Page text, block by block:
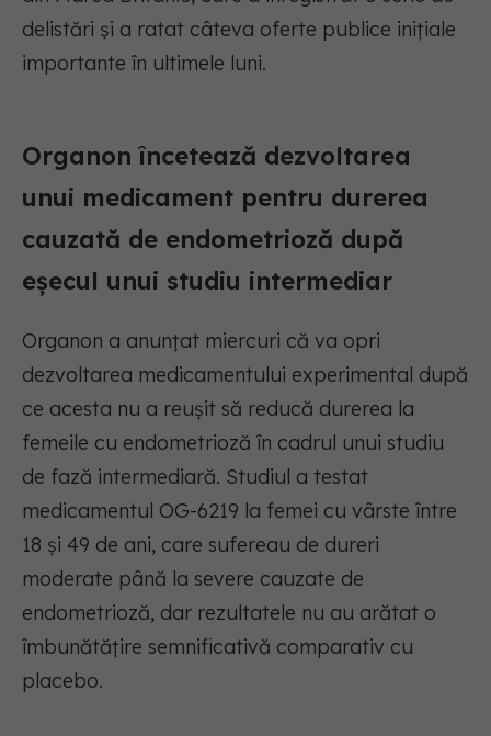
delistări și a ratat câteva oferte publice inițiale
importante în ultimele luni.
Organon încetează dezvoltarea
unui medicament pentru durerea
cauzată de endometrioză după
eșecul unui studiu intermediar
Organon a anunțat miercuri că va opri
dezvoltarea medicamentului experimental după
ce acesta nu a reușit să reducă durerea la
femeile cu endometrioză în cadrul unui studiu
de fază intermediară. Studiul a testat
medicamentul OG-6219 la femei cu vârste între
18 și 49 de ani, care sufereau de dureri
moderate până la severe cauzate de
endometrioză, dar rezultatele nu au arătat o
îmbunătățire semnificativă comparativ cu
placebo.